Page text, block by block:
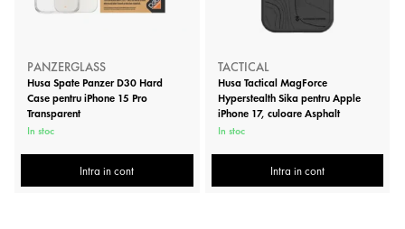
PANZERGLASS
Husa Spate Panzer D30 Hard
Case pentru iPhone 15 Pro
Transparent
In stoc
Intra in cont
TACTICAL
Husa Tactical MagForce
Hyperstealth Sika pentru Apple
iPhone 17, culoare Asphalt
In stoc
Intra in cont